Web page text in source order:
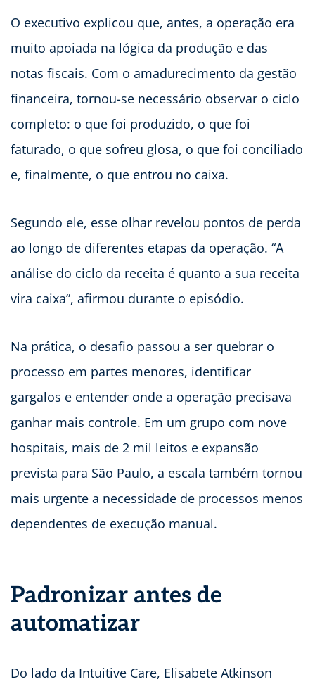
O executivo explicou que, antes, a operação era
muito apoiada na lógica da produção e das
notas fiscais. Com o amadurecimento da gestão
financeira, tornou-se necessário observar o ciclo
completo: o que foi produzido, o que foi
faturado, o que sofreu glosa, o que foi conciliado
e, finalmente, o que entrou no caixa.
Segundo ele, esse olhar revelou pontos de perda
ao longo de diferentes etapas da operação. “A
análise do ciclo da receita é quanto a sua receita
vira caixa”, afirmou durante o episódio.
Na prática, o desafio passou a ser quebrar o
processo em partes menores, identificar
gargalos e entender onde a operação precisava
ganhar mais controle. Em um grupo com nove
hospitais, mais de 2 mil leitos e expansão
prevista para São Paulo, a escala também tornou
mais urgente a necessidade de processos menos
dependentes de execução manual.
Padronizar antes de
automatizar
Do lado da Intuitive Care, Elisabete Atkinson